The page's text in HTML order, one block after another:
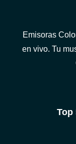
Emisoras
en vivo. Tu
Top